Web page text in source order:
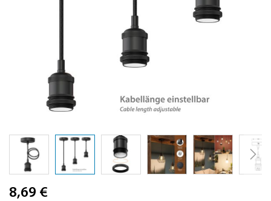
Anfang
8,69 €